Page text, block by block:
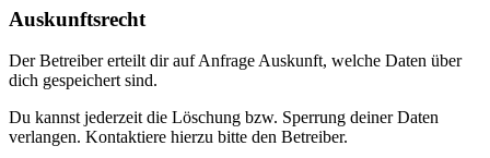
Auskunftsrecht
Der Betreiber erteilt dir auf Anfrage Auskunft, welche Daten über
dich gespeichert sind.
Du kannst jederzeit die Löschung bzw. Sperrung deiner Daten
verlangen. Kontaktiere hierzu bitte den Betreiber.